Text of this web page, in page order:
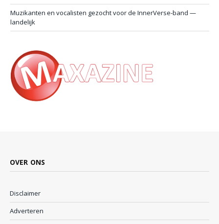
Muzikanten en vocalisten gezocht voor de InnerVerse-band —
landelijk
OVER ONS
Disclaimer
Adverteren